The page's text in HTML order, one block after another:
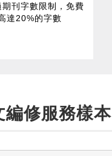
刊字數限制，免費
達20%的字數
編修服務樣本